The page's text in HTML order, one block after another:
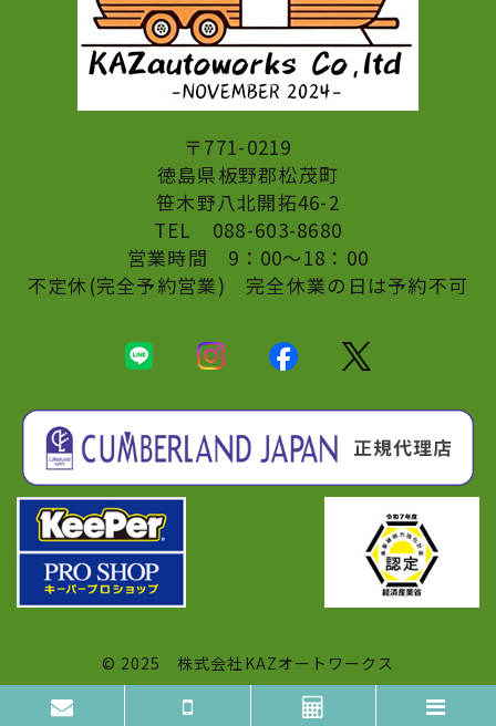
〒771-0219
​​​​​​​徳島県板野郡松茂町
​​​​​​​笹木野八北開拓46-2
TEL 088-603-8680
営業時間 9：00〜18：00
不定休(完全予約営業) 完全休業の日は予約不可
© 2025 株式会社KAZオートワークス